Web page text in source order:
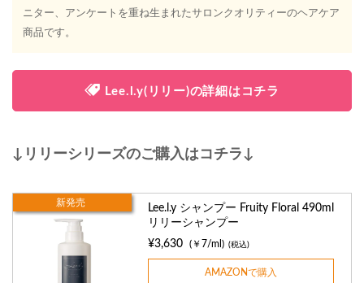
ニター、アンケートを重ね生まれたサロンクオリティーのヘアケア
商品です。
Lee.l.y(リリー)の詳細はコチラ
↓リリーシリーズのご購入はコチラ↓
新発売
Lee.l.y シャンプー Fruity Floral 490ml
リリーシャンプー
¥3,630
(￥7/ml) (税込)
AMAZONで購入